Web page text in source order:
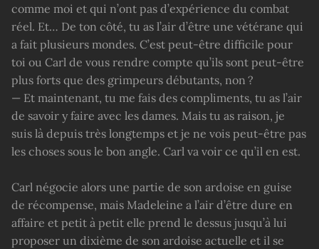
comme moi et qui n’ont pas d’expérience du combat
réel. Et… De ton côté, tu as l’air d’être une vétérane qui
a fait plusieurs mondes. C’est peut-être difficile pour
toi ou Carl de vous rendre compte qu’ils sont peut-être
plus forts que des grimpeurs débutants, non ?
— Et maintenant, tu me fais des compliments, tu as l’air
de savoir y faire avec les dames. Mais tu as raison, je
suis là depuis très longtemps et je ne vois peut-être pas
les choses sous le bon angle. Carl va voir ce qu’il en est.
Carl négocie alors une partie de son ardoise en guise
de récompense, mais Madeleine a l’air d’être dure en
affaire et petit à petit elle prend le dessus jusqu’à lui
proposer un dixième de son ardoise actuelle et il se